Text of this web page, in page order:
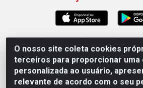
O nosso site coleta cookies
terceiros para proporcionar uma
personalizada ao usuário,
relevante de acordo com o seu
Polybalas - Rua João Miguel de
Ernesto Geisel, João Pessoa/PB -
00.909.327/0002-